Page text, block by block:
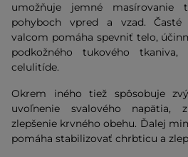
umožňuje jemné masírovanie
pohyboch vpred a vzad.
valcom pomáha spevniť telo,
podkožného tukového
celulitíde.
Okrem iného tiež spôsobuje
uvoľnenie svalového napätia,
zlepšenie krvného obehu. Ďalej
pomáha stabilizovať chrbticu a